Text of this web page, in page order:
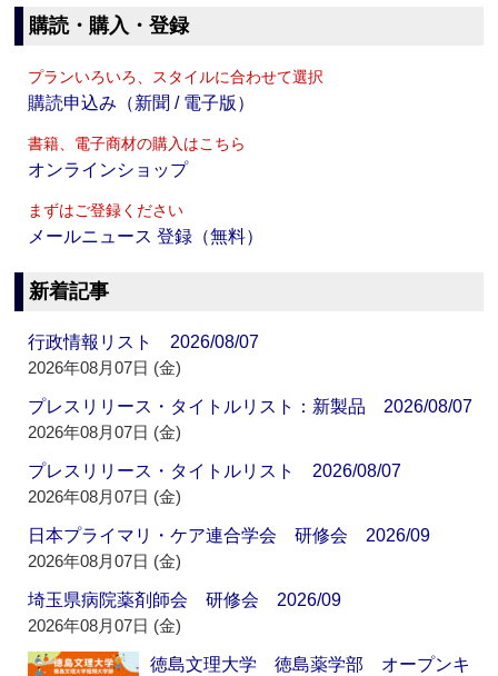
購読・購入・登録
プランいろいろ、スタイルに合わせて選択
購読申込み（新聞 / 電子版）
書籍、電子商材の購入はこちら
オンラインショップ
まずはご登録ください
メールニュース 登録（無料）
新着記事
行政情報リスト 2026/08/07
2026年08月07日 (金)
プレスリリース・タイトルリスト：新製品 2026/08/07
2026年08月07日 (金)
プレスリリース・タイトルリスト 2026/08/07
2026年08月07日 (金)
日本プライマリ・ケア連合学会 研修会 2026/09
2026年08月07日 (金)
埼玉県病院薬剤師会 研修会 2026/09
2026年08月07日 (金)
徳島文理大学 徳島薬学部 オープンキ